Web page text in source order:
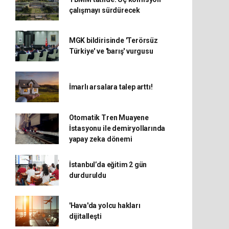
çalışmayı sürdürecek
MGK bildirisinde 'Terörsüz
Türkiye' ve 'barış' vurgusu
İmarlı arsalara talep arttı!
Otomatik Tren Muayene
İstasyonu ile demiryollarında
yapay zeka dönemi
İstanbul’da eğitim 2 gün
durduruldu
'Hava'da yolcu hakları
dijitalleşti